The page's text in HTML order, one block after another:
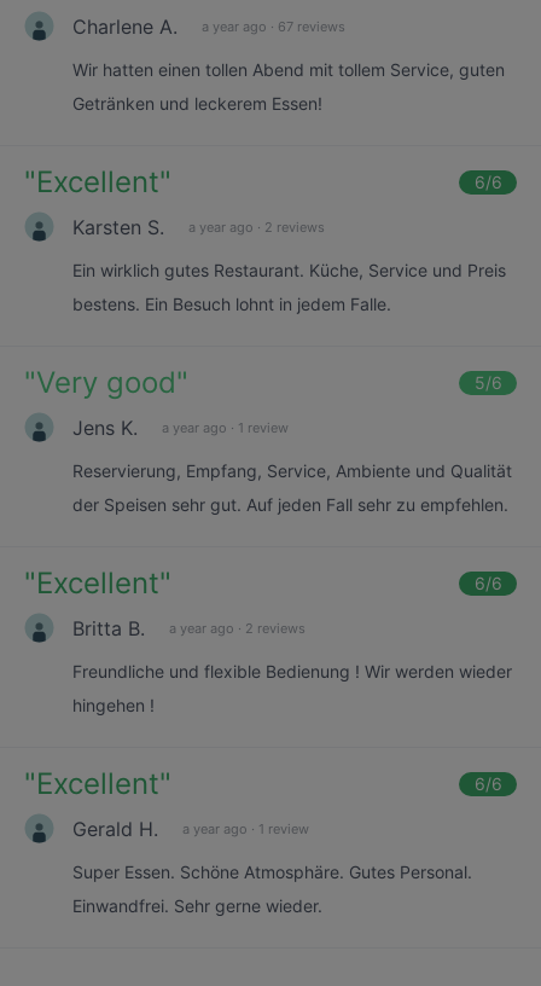
Charlene A. a year ago · 67 reviews
Wir hatten einen tollen Abend mit tollem Service, guten
Getränken und leckerem Essen!
"Excellent" 6/6
Karsten S. a year ago · 2 reviews
Ein wirklich gutes Restaurant. Küche, Service und Preis
bestens. Ein Besuch lohnt in jedem Falle.
"Very good" 5/6
Jens K. a year ago · 1 review
Reservierung, Empfang, Service, Ambiente und Qualität
der Speisen sehr gut. Auf jeden Fall sehr zu empfehlen.
"Excellent" 6/6
Britta B. a year ago · 2 reviews
Freundliche und flexible Bedienung ! Wir werden wieder
hingehen !
"Excellent" 6/6
Gerald H. a year ago · 1 review
Super Essen. Schöne Atmosphäre. Gutes Personal.
Einwandfrei. Sehr gerne wieder.